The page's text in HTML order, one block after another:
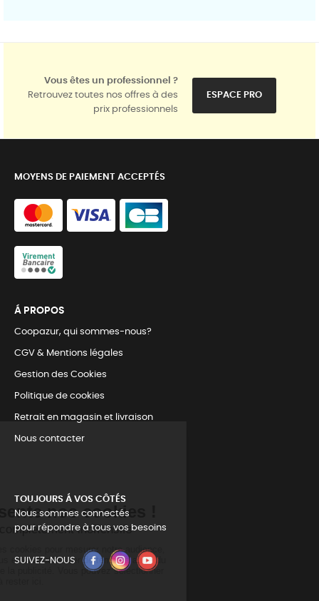
Vous êtes un professionnel ?
Retrouvez toutes nos offres à des
prix professionnels
ESPACE PRO
MOYENS DE PAIEMENT ACCEPTÉS
Á PROPOS
Coopazur, qui sommes-nous?
CGV & Mentions légales
Gestion des Cookies
Politique de cookies
Retrait en magasin et livraison
Nous contacter
TOUJOURS Á VOS CÔTÉS
Nous sommes connectés
pour répondre à tous vos besoins
SUIVEZ-NOUS